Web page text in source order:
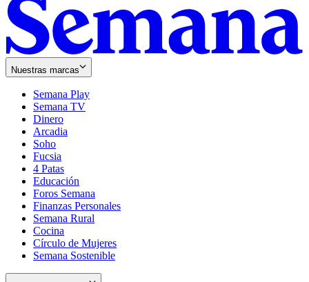
Nuestras marcas
Semana Play
Semana TV
Dinero
Arcadia
Soho
in
new
window
Fucsia
in
new
window
4 Patas
Educación
Foros Semana
Finanzas Personales
Semana Rural
Cocina
Círculo de Mujeres
Semana Sostenible